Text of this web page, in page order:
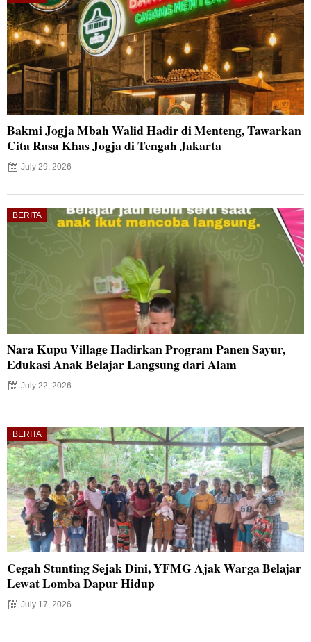
Bakmi Jogja Mbah Walid Hadir di Menteng, Tawarkan
Cita Rasa Khas Jogja di Tengah Jakarta
July 29, 2026
BERITA
Nara Kupu Village Hadirkan Program Panen Sayur,
Edukasi Anak Belajar Langsung dari Alam
July 22, 2026
BERITA
Cegah Stunting Sejak Dini, YFMG Ajak Warga Belajar
Lewat Lomba Dapur Hidup
July 17, 2026